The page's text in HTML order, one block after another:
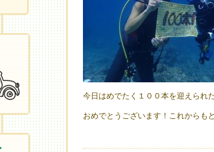
今日はめでたく１００本を迎えられ
おめでとうございます！これからも